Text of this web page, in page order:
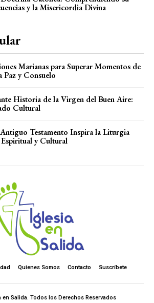
y la Misericordia Divina
Marianas para Superar Momentos de
Paz y Consuelo
Historia de la Virgen del Buen Aire:
Cultural
Testamento Inspira la Liturgia
y Cultural
Quienes Somos Contacto Suscríbete
Salida. Todos los Derechos Reservados